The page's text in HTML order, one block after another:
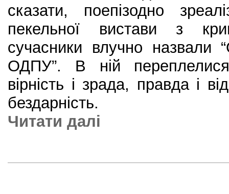
сказати, поепізодно
пекельної вистави з
сучасники влучно
ОДПУ”. В ній
вірність і зрада, правда і
бездарність.
Читати далi